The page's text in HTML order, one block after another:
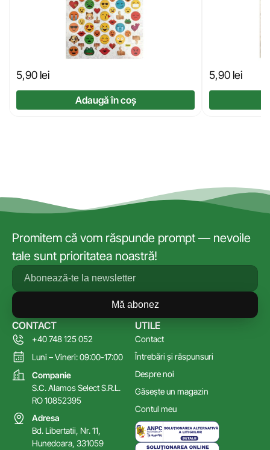
5,90 lei
Adaugă în coș
5,90 lei
Promitem că vom răspunde prompt — nevoile
tale sunt prioritatea noastră!
Mă abonez
UTILE
Contact
Întrebări și răspunsuri
Despre noi
Găsește un magazin
Contul meu
CONTACT
+40 748 125 052
Luni – Vineri: 09:00-17:00
Companie
S.C. Alamos Select S.R.L.
RO 10852395
Adresa
Bd. Libertatii, Nr. 11,
Hunedoara, 331059